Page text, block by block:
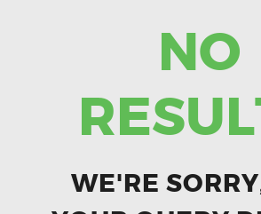
NO
WE'RE